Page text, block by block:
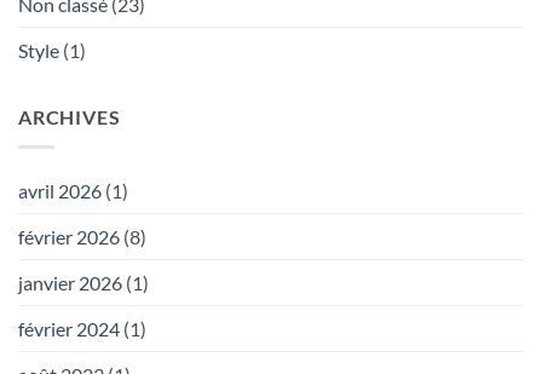
Style (1)
ARCHIVES
avril 2026 (1)
février 2026 (8)
janvier 2026 (1)
février 2024 (1)